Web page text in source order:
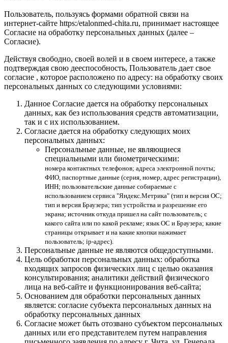
Пользователь, пользуясь формами обратной связи на
интернет-сайте https:/etalonmed-chita.ru, принимает настоящее
Согласие на обработку персональных данных (далее –
Согласие).
Действуя свободно, своей волей и в своем интересе, а также
подтверждая свою дееспособность, Пользователь дает свое
согласие , которое расположено по адресу: на обработку своих
персональных данных со следующими условиями:
Данное Согласие дается на обработку персональных
данных, как без использования средств автоматизации,
так и с их использованием.
Согласие дается на обработку следующих моих
персональных данных:
Персональные данные, не являющиеся
специальными или биометрическими:
номера контактных телефонов; адреса электронной почты;
ФИО, паспортные данные (серия, номер, адрес регистрации),
ИНН; пользовательские данные собираемые с
использованием сервиса "Яндекс.Метрика" (тип и версия ОС;
тип и версия Браузера; тип устройства и разрешение его
экрана; источник откуда пришел на сайт пользователь; с
какого сайта или по какой рекламе; язык ОС и Браузера; какие
страницы открывает и на какие кнопки нажимает
пользователь; ip-адрес).
Персональные данные не являются общедоступными.
Цель обработки персональных данных: обработка
входящих запросов физических лиц с целью оказания
консультирования; аналитики действий физического
лица на веб-сайте и функционирования веб-сайта;
Основанием для обработки персональных данных
является: согласие субъекта персональных данных на
обработку персональных данных
Согласие может быть отозвано субъектом персональных
данных или его представителем путем направления